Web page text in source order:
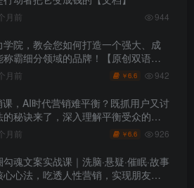
月前 944
学院，教会您如何打造一个强大、成
称霸细分领域的品牌！【原创双语字
月前 ￥6.6 942
课，AI时代营销难平衡？既抓用户又讨
的秘诀来了，深入理解平衡受众的需
双语字幕】
月前 ￥6.6 926
勾魂文案实战课｜洗脑·悬疑·催眠·故事
心心法，吃透人性营销，实现朋友圈